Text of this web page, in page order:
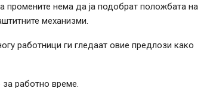
промените нема да ја подобрат положбата на
механизми.
работници ги гледаат овие предлози како
работно време.